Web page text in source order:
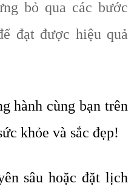
bỏ qua các bước
đạt được hiệu quả
hành cùng bạn trên
khỏe và sắc đẹp!
sâu hoặc đặt lịch